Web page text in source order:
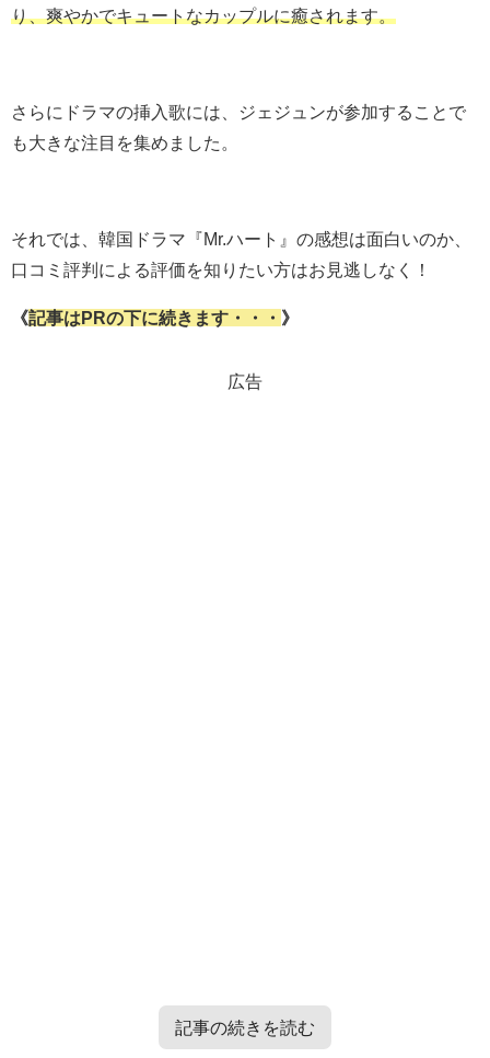
り、爽やかでキュートなカップルに癒されます。
さらにドラマの挿入歌には、ジェジュンが参加することで
も大きな注目を集めました。
それでは、韓国ドラマ『Mr.ハート』の感想は面白いのか、
口コミ評判による評価を知りたい方はお見逃しなく！
《記事はPRの下に続きます・・・ 》
広告
記事の続きを読む